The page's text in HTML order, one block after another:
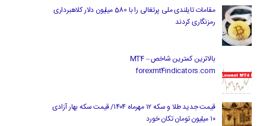
مقامات تایلندی ملی پرتغالی را با 580 میلیون دلار کلاهبرداری
رمزنگاری کردند
بالاترین کمترین شاخص MT4 –
forexmt4indicators.com
قیمت جدید طلا و سکه ۱۲ مهرماه ۱۴۰۴/ قیمت سکه بهار آزادی
۱۰ میلیون تومان تکان خورد